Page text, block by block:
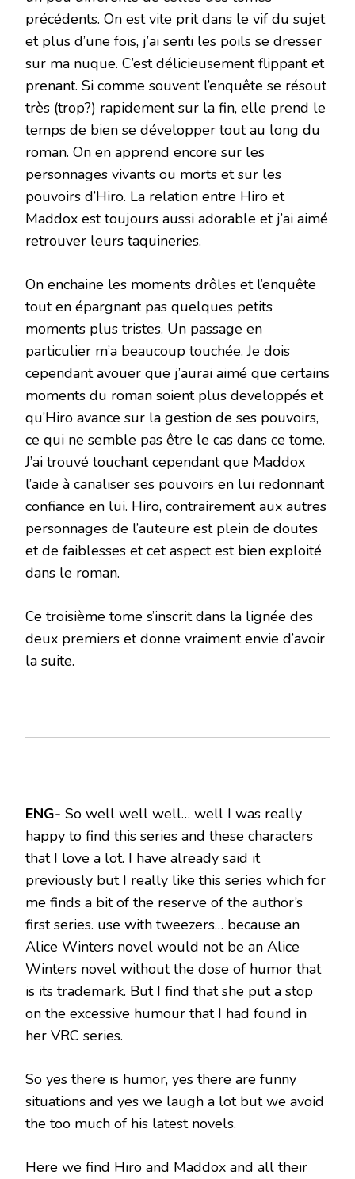
précédents. On est vite prit dans le vif du sujet
et plus d’une fois, j’ai senti les poils se dresser
sur ma nuque. C’est délicieusement flippant et
prenant. Si comme souvent l’enquête se résout
très (trop?) rapidement sur la fin, elle prend le
temps de bien se développer tout au long du
roman. On en apprend encore sur les
personnages vivants ou morts et sur les
pouvoirs d’Hiro. La relation entre Hiro et
Maddox est toujours aussi adorable et j’ai aimé
retrouver leurs taquineries.
On enchaine les moments drôles et l’enquête
tout en épargnant pas quelques petits
moments plus tristes. Un passage en
particulier m’a beaucoup touchée. Je dois
cependant avouer que j’aurai aimé que certains
moments du roman soient plus developpés et
qu’Hiro avance sur la gestion de ses pouvoirs,
ce qui ne semble pas être le cas dans ce tome.
J’ai trouvé touchant cependant que Maddox
l’aide à canaliser ses pouvoirs en lui redonnant
confiance en lui. Hiro, contrairement aux autres
personnages de l’auteure est plein de doutes
et de faiblesses et cet aspect est bien exploité
dans le roman.
Ce troisième tome s’inscrit dans la lignée des
deux premiers et donne vraiment envie d’avoir
la suite.
ENG- So well well well… well I was really
happy to find this series and these characters
that I love a lot. I have already said it
previously but I really like this series which for
me finds a bit of the reserve of the author’s
first series. use with tweezers… because an
Alice Winters novel would not be an Alice
Winters novel without the dose of humor that
is its trademark. But I find that she put a stop
on the excessive humour that I had found in
her VRC series.
So yes there is humor, yes there are funny
situations and yes we laugh a lot but we avoid
the too much of his latest novels.
Here we find Hiro and Maddox and all their